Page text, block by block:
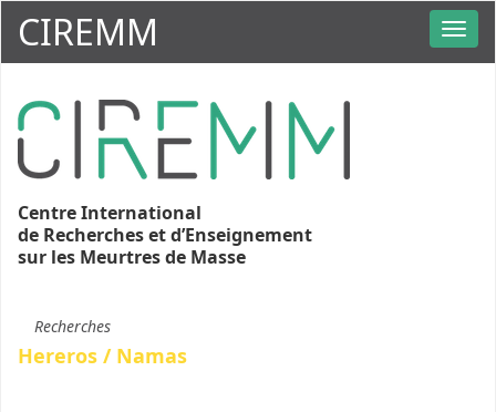
CIREMM
Centre International
de Recherches et d’Enseignement
sur les Meurtres de Masse
Recherches
Hereros / Namas